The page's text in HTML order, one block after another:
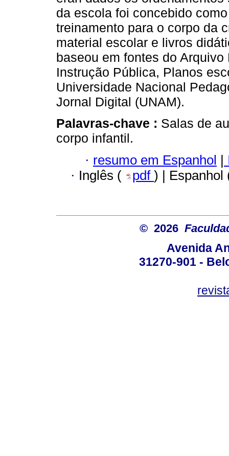
da escola foi concebido
treinamento para o corpo da
material escolar e livros
baseou em fontes do
Instrução Pública, Planos
Universidade Nacional
Jornal Digital (UNAM).
Palavras-chave : Salas de
corpo infantil.
· resumo em Espanhol |
· Inglês ( pdf ) |
© 2026
Avenida
31270-901 -